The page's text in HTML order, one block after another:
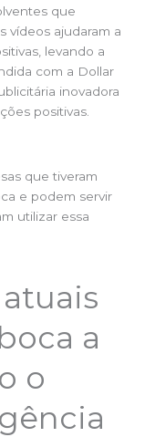
que
vídeos ajudaram a
levando a
com a Dollar
inovadora
positivas.
que tiveram
e podem servir
utilizar essa
a
o